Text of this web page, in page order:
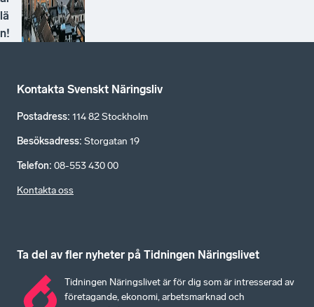
lä
n!
Kontakta Svenskt Näringsliv
Postadress: 114 82 Stockholm
Besöksadress: Storgatan 19
Telefon: 08-553 430 00
Kontakta oss
Ta del av fler nyheter på Tidningen Näringslivet
Tidningen Näringslivet är för dig som är intresserad av
företagande, ekonomi, arbetsmarknad och